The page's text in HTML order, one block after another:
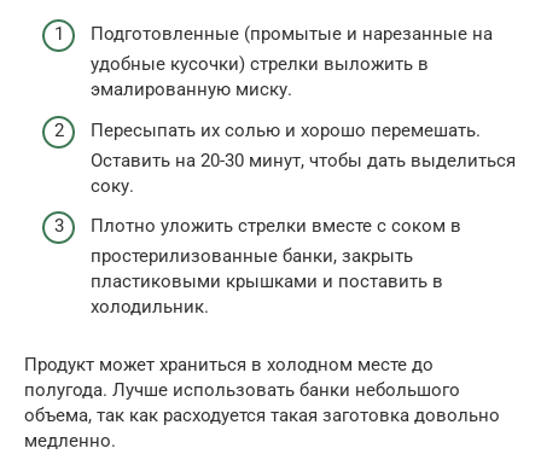
Подготовленные (промытые и нарезанные на
удобные кусочки) стрелки выложить в
эмалированную миску.
Пересыпать их солью и хорошо перемешать.
Оставить на 20-30 минут, чтобы дать выделиться
соку.
Плотно уложить стрелки вместе с соком в
простерилизованные банки, закрыть
пластиковыми крышками и поставить в
холодильник.
Продукт может храниться в холодном месте до
полугода. Лучше использовать банки небольшого
объема, так как расходуется такая заготовка довольно
медленно.